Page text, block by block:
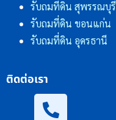
รับถมที่ดิน สุพรรณบุรี
รับถมที่ดิน ขอนแก่น
รับถมที่ดิน อุดรธานี
ติดต่อเรา